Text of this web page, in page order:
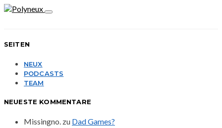
SEITEN
NEUX
PODCASTS
TEAM
NEUESTE KOMMENTARE
Missingno. zu Dad Games?